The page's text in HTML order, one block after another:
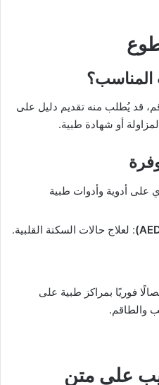
المناسب؟
قد يُطلب منه تقديم دليل على
أو شهادة طبية.
على أدوية وأدوات طبية
: لعلاج حالات السكتة القلبية.
فوريًا بمراكز طبية على
والطاقم.
على متن